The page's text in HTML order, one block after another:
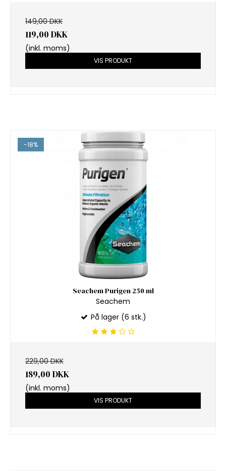
149,00 DKK
119,00 DKK
(inkl. moms)
VIS PRODUKT
-18%
Seachem Purigen 250 ml
Seachem
På lager (6 stk.)
229,00 DKK
189,00 DKK
(inkl. moms)
VIS PRODUKT